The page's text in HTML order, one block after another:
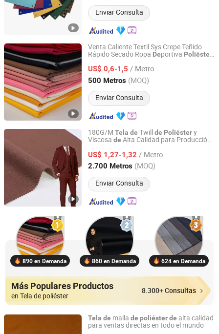
Enviar Consulta
Venta Caliente Textil Sys Crepe Teñido
Rápido Secado Ropa Deportiva Poliéster
US$ 0,6-1,5 / Metro
500 Metros (MOQ)
Enviar Consulta
Shaoxing Keqiao Huihong Textile Co., Ltd.
Zhejiang, China Desde 2025
180G/M Tela de Twillde Poliéstery
Viscosa de Alta Calidad para Producción
US$ 1,27-1,32 / Metro
2.700 Metros (MOQ)
Enviar Consulta
Hebei Xingye Import and Export Trade Co., Ltd.
Hebei, China Desde 2025
890 en Demanda 860 en Demanda 624 en Demanda
Más Populares Productos
en Tela de poliéster
8.300+ Consultas
Tela de malla de poliésterde alta calidad
para ventas directas en todo el mundo
Quanzhou Goodo Bags Co., Ltd.